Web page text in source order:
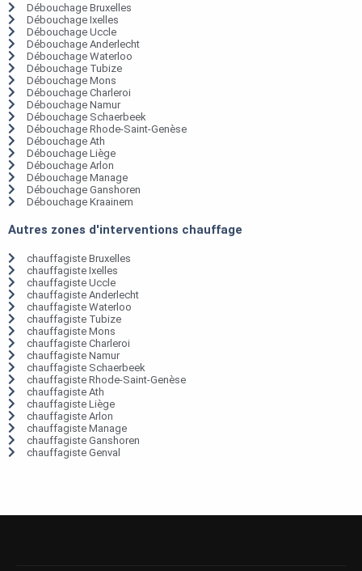
Débouchage Bruxelles
Débouchage Ixelles
Débouchage Uccle
Débouchage Anderlecht
Débouchage Waterloo
Débouchage Tubize
Débouchage Mons
Débouchage Charleroi
Débouchage Namur
Débouchage Schaerbeek
Débouchage Rhode-Saint-Genèse
Débouchage Ath
Débouchage Liège
Débouchage Arlon
Débouchage Manage
Débouchage Ganshoren
Débouchage Kraainem
Autres zones d'interventions chauffage
chauffagiste Bruxelles
chauffagiste Ixelles
chauffagiste Uccle
chauffagiste Anderlecht
chauffagiste Waterloo
chauffagiste Tubize
chauffagiste Mons
chauffagiste Charleroi
chauffagiste Namur
chauffagiste Schaerbeek
chauffagiste Rhode-Saint-Genèse
chauffagiste Ath
chauffagiste Liège
chauffagiste Arlon
chauffagiste Manage
chauffagiste Ganshoren
chauffagiste Genval